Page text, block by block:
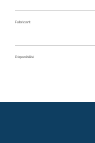
Fabricant
Disponibilité